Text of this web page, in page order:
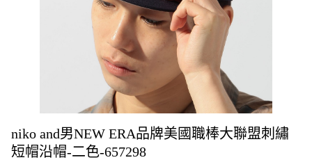
niko and男NEW ERA品牌美國職棒大聯盟刺繡
短帽沿帽-二色-657298